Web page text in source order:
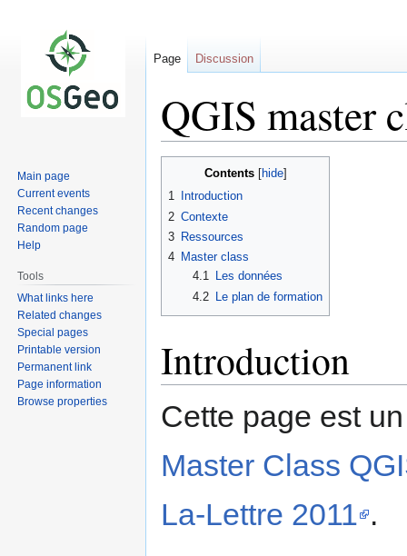
QGIS master
Contents
1
Introduction
2 Contexte
3 Ressources
4 Master class
4.1
Les données
4.2
Le plan de formation
Introduction
Cette page est
Master Class
La-Lettre 2011 .
Page Discussion
Main page
Current events
Recent changes
Random page
Help
Tools
What links here
Related changes
Special pages
Printable version
Permanent link
Page information
Browse properties